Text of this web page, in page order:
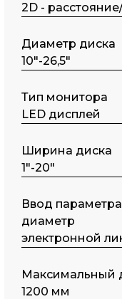
2D -
Диаметр диска
10"-26,5"
Тип монитора
LED дисплей
Ширина диска
1"-20"
Ввод
диаметр
электронной
Максимальный
1200 мм